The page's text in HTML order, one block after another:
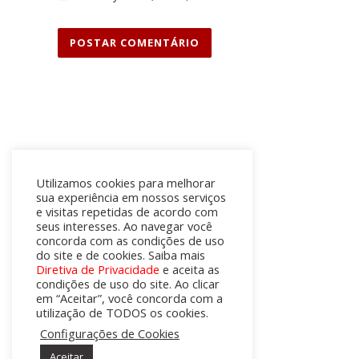
Contato
(71) 98288-5177
comercial@prismaengenharia.org
Utilizamos cookies para melhorar
sua experiência em nossos serviços
e visitas repetidas de acordo com
seus interesses. Ao navegar você
concorda com as condições de uso
do site e de cookies. Saiba mais
Diretiva de Privacidade e aceita as
condições de uso do site. Ao clicar
em “Aceitar”, você concorda com a
utilização de TODOS os cookies.
Configurações de Cookies